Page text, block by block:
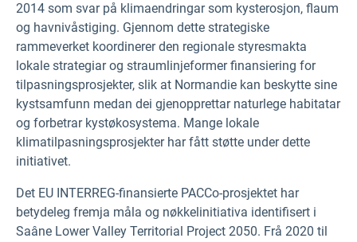
2014 som svar på klimaendringar som kysterosjon, flaum
og havnivåstiging. Gjennom dette strategiske
rammeverket koordinerer den regionale styresmakta
lokale strategiar og straumlinjeformer finansiering for
tilpasningsprosjekter, slik at Normandie kan beskytte sine
kystsamfunn medan dei gjenopprettar naturlege habitatar
og forbetrar kystøkosystema. Mange lokale
klimatilpasningsprosjekter har fått støtte under dette
initiativet.
Det EU INTERREG-finansierte PACCo-prosjektet har
betydeleg fremja måla og nøkkelinitiativa identifisert i
Saâne Lower Valley Territorial Project 2050. Frå 2020 til